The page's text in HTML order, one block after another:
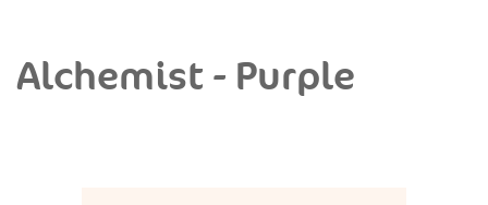
Alchemist - Purple